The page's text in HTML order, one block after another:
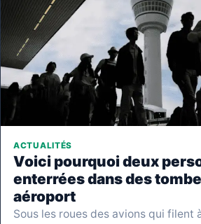
ACTUALITÉS
Voici pourquoi deux
enterrées dans des
aéroport
Sous les roues des avions qui filent